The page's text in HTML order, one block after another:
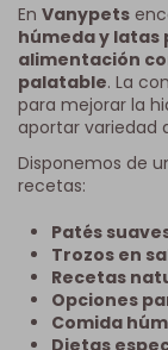
En Vanypets
húmeda y latas
alimentación
palatable. La
para mejorar la
aportar variedad
Disponemos de
recetas:
Patés
Trozos en
Recetas
Opciones
Comida
Dietas